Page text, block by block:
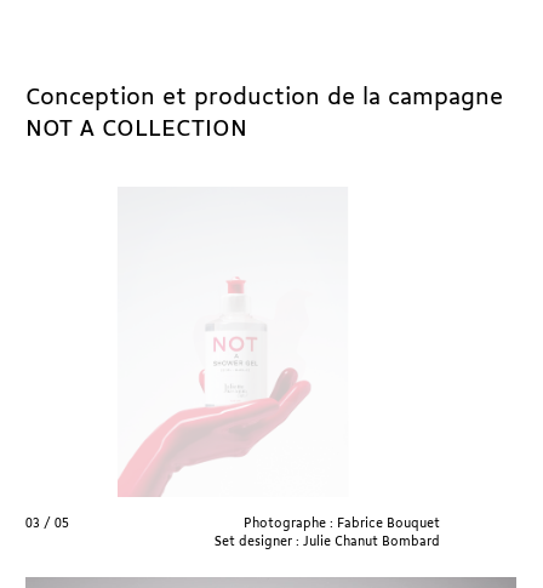
Conception et production de la campagne
NOT A COLLECTION
04 / 05
Photographe : Fabrice Bouquet
Set designer : Julie Chanut Bombard